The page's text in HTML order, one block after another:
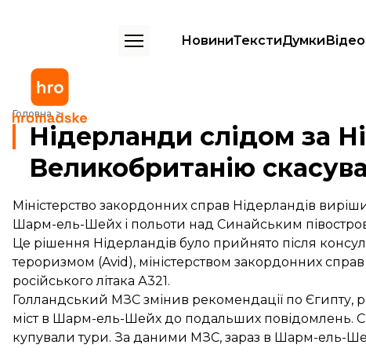
НовиниТекстиДумкиВідео
Головна
Нідерланди слідом за Німеччиною, Францією, Великобританію
Нідерланди слідом за
Великобританію
Міністерство закордонних справ Нідерландів
Шарм-ель-Шейх і польоти над Синайським
Це рішення Нідерландів було прийнято після
тероризмом (Avid), міністерством закордонних
російського літака А321.
Голландський МЗС змінив рекомендації по Єгипту,
міст в Шарм-ель-Шейх до подальших повідомлень.
купували тури. За даними МЗС, зараз в Шарм-ель-